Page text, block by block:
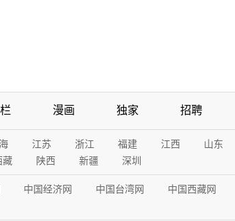
漫画 独家 招聘
江苏 浙江 福建 江西 山东
藏 陕西 新疆 深圳
中国经济网 中国台湾网 中国西藏网